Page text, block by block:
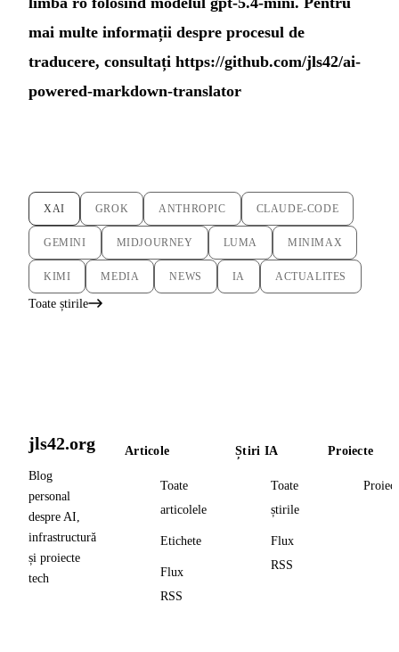
mai multe informații despre procesul de
traducere, consultați https://github.com/jls42/ai-
powered-markdown-translator
XAI GROK ANTHROPIC CLAUDE-CODE
GEMINI MIDJOURNEY LUMA MINIMAX
KIMI MEDIA NEWS IA ACTUALITES
Toate știrile
jls42.org
Blog
personal
despre AI,
infrastructură
și proiecte
tech
Articole
Toate
articolele
Etichete
Flux
RSS
Știri IA
Toate
știrile
Flux
RSS
Proiecte